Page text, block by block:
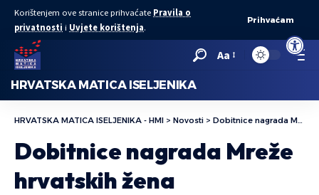
Open
Korištenjem ove stranice prihvaćate Pravila o
privatnosti i Uvjete korištenja.
Prihvaćam
Aa
HRVATSKA MATICA ISELJENIKA
HRVATSKA MATICA ISELJENIKA - HMI > Novosti > Dobitnice nagrada Mreže hrvatskih žena
Dobitnice nagrada Mreže
hrvatskih žena